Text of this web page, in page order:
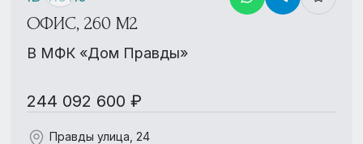
ОФИС, 260 М2
В МФК «Дом Правды»
244 092 600 ₽
Правды улица, 24